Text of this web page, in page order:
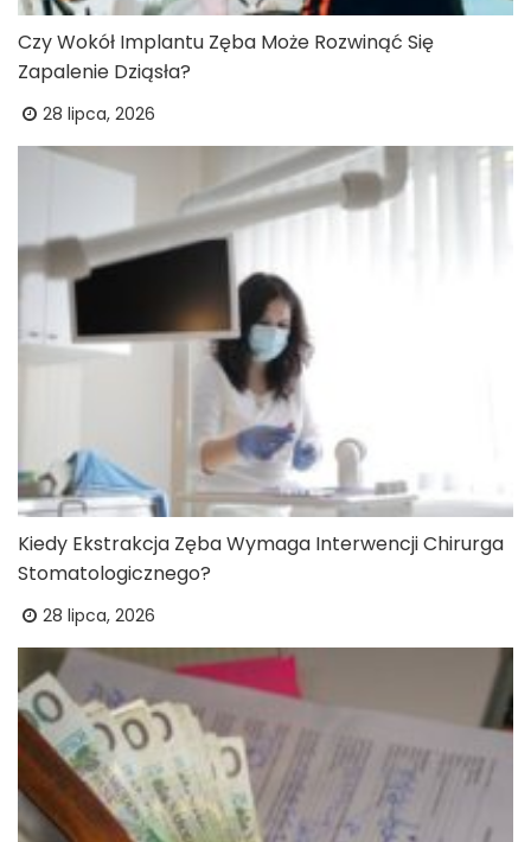
Czy Wokół Implantu Zęba Może Rozwinąć Się
Zapalenie Dziąsła?
28 lipca, 2026
Kiedy Ekstrakcja Zęba Wymaga Interwencji Chirurga
Stomatologicznego?
28 lipca, 2026